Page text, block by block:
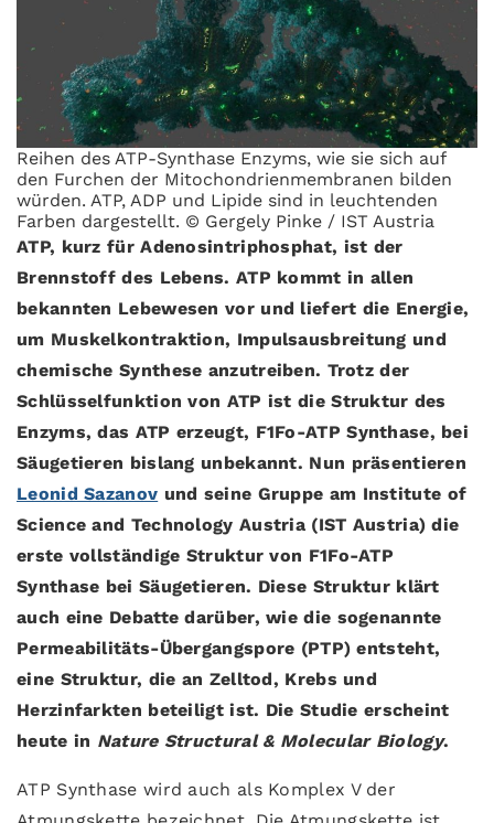
Reihen des ATP-Synthase Enzyms, wie sie sich auf
den Furchen der Mitochondrienmembranen bilden
würden. ATP, ADP und Lipide sind in leuchtenden
Farben dargestellt. © Gergely Pinke / IST Austria
ATP, kurz für Adenosintriphosphat, ist der
Brennstoff des Lebens. ATP kommt in allen
bekannten Lebewesen vor und liefert die Energie,
um Muskelkontraktion, Impulsausbreitung und
chemische Synthese anzutreiben. Trotz der
Schlüsselfunktion von ATP ist die Struktur des
Enzyms, das ATP erzeugt, F1Fo-ATP Synthase, bei
Säugetieren bislang unbekannt. Nun präsentieren
Leonid Sazanov und seine Gruppe am Institute of
Science and Technology Austria (IST Austria) die
erste vollständige Struktur von F1Fo-ATP
Synthase bei Säugetieren. Diese Struktur klärt
auch eine Debatte darüber, wie die sogenannte
Permeabilitäts-Übergangspore (PTP) entsteht,
eine Struktur, die an Zelltod, Krebs und
Herzinfarkten beteiligt ist. Die Studie erscheint
heute in Nature Structural & Molecular Biology.
ATP Synthase wird auch als Komplex V der